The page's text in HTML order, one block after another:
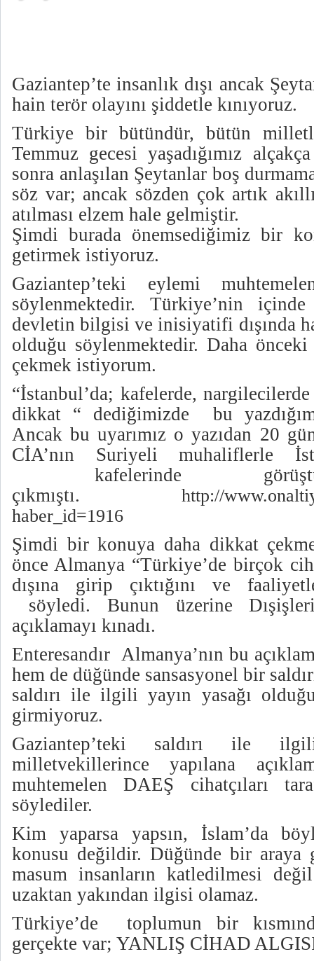
Gaziantep’te insanlık dışı ancak
hain terör olayını şiddetle kınıyoruz.
Türkiye bir bütündür, bütün
Temmuz gecesi yaşadığımız
sonra anlaşılan Şeytanlar boş
söz var; ancak sözden çok artık
atılması elzem hale gelmiştir.
Şimdi burada önemsediğimiz bir
getirmek istiyoruz.
Gaziantep’teki eylemi
söylenmektedir. Türkiye’nin
devletin bilgisi ve inisiyatifi dışında
olduğu söylenmektedir. Daha
çekmek istiyorum.
“İstanbul’da; kafelerde,
dikkat “ dediğimizde bu
Ancak bu uyarımız o yazıdan 20
CİA’nın Suriyeli muhaliflerle
kafelerinde
çıkmıştı. http://
haber_id=1916
Şimdi bir konuya daha dikkat
önce Almanya “Türkiye’de birçok
dışına girip çıktığını ve
söyledi. Bunun üzerine
açıklamayı kınadı.
Enteresandır Almanya’nın bu
hem de düğünde sansasyonel bir
saldırı ile ilgili yayın yasağı
girmiyoruz.
Gaziantep’teki saldırı ile
milletvekillerince yapılana
muhtemelen DAEŞ cihatçıları
söylediler.
Kim yaparsa yapsın, İslam’da
konusu değildir. Düğünde bir araya
masum insanların katledilmesi
uzaktan yakından ilgisi olamaz.
Türkiye’de toplumun bir
gerçekte var; YANLIŞ CİHAD